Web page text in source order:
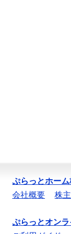
ぷらっとホー
会社概要
株
ぷらっとオン